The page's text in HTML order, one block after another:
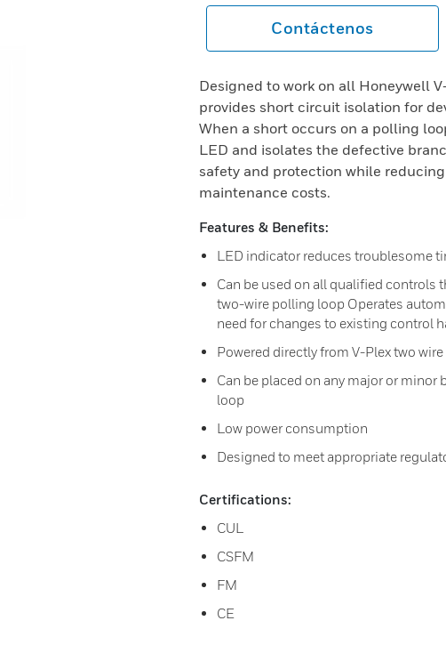
Contáctenos
Designed to work on all Honeywell
provides short circuit isolation for
When a short occurs on a polling
LED and isolates the defective
safety and protection while
maintenance costs.
Features & Benefits:
LED indicator reduces troublesome
Can be used on all qualified controls
two-wire polling loop Operates
need for changes to existing control
Powered directly from V-Plex two
Can be placed on any major or
loop
Low power consumption
Designed to meet appropriate
Certifications:
CUL
CSFM
FM
CE